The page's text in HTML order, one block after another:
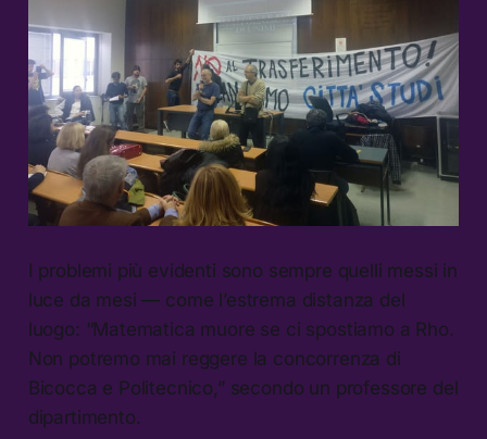
I problemi più evidenti sono sempre quelli messi in
luce da mesi — come l’estrema distanza del
luogo: “Matematica muore se ci spostiamo a Rho.
Non potremo mai reggere la concorrenza di
Bicocca e Politecnico,” secondo un professore del
dipartimento.